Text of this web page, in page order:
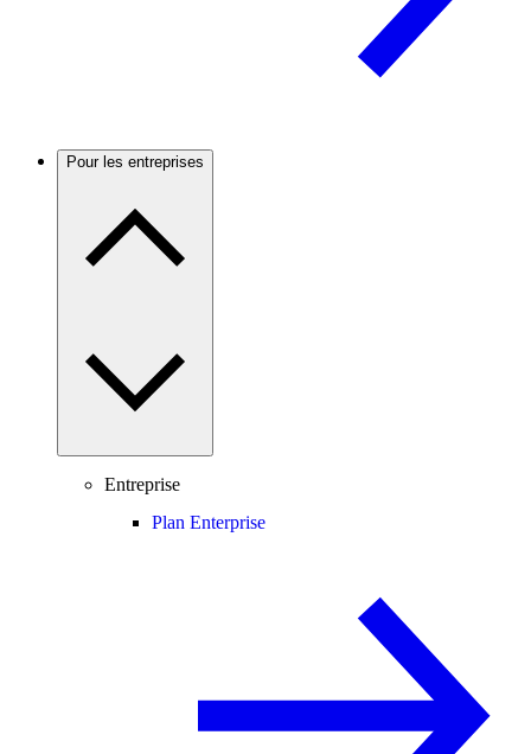
Pour les entreprises
Entreprise
Plan Enterprise